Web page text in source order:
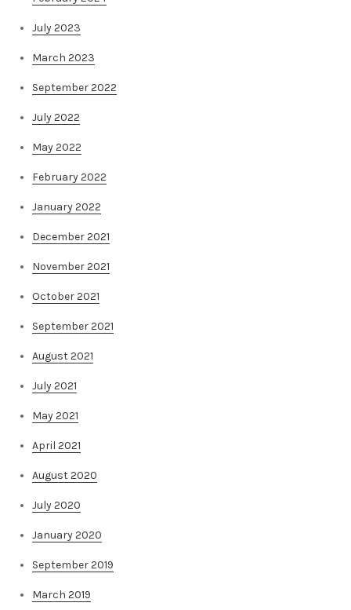
July 2023
March 2023
September 2022
July 2022
May 2022
February 2022
January 2022
December 2021
November 2021
October 2021
September 2021
August 2021
July 2021
May 2021
April 2021
August 2020
July 2020
January 2020
September 2019
March 2019